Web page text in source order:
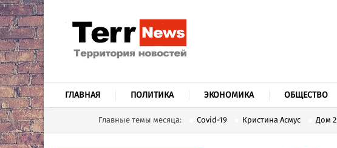
ГЛАВНАЯ ПОЛИТИКА ЭКОНОМИКА ОБЩЕСТВО
Главные темы месяца: Covid-19 Кристина Асмус Дом 2